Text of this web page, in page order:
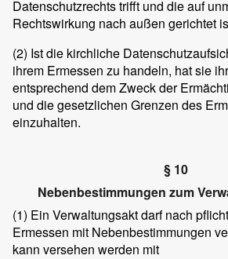
Datenschutzrechts trifft und die auf
Rechtswirkung nach außen gerichtet
(2) Ist die kirchliche
ihrem Ermessen zu handeln, hat sie
entsprechend dem Zweck der
und die gesetzlichen Grenzen des
einzuhalten.
§ 10
Nebenbestimmungen zum
(1) Ein Verwaltungsakt darf nach
Ermessen mit Nebenbestimmungen
kann versehen werden mit